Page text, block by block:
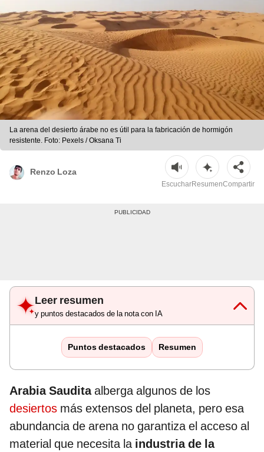
La arena del desierto árabe no es útil para la fabricación de hormigón
resistente. Foto: Pexels / Oksana Ti
Renzo Loza
EscucharResumenCompartir
Leer resumen
y puntos destacados de la nota con IA
Puntos destacados Resumen
Arabia Sauditaalberga algunos de los
desiertos más extensos del planeta, pero esa
abundancia de arena no garantiza el acceso al
material que necesita la industria de la